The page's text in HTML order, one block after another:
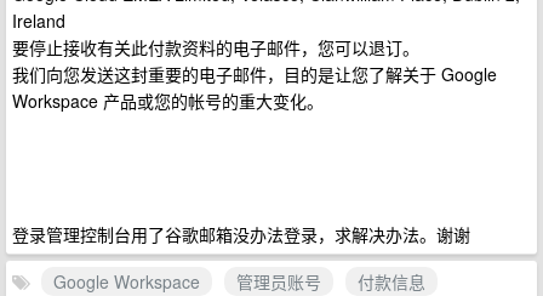
Ireland
要停止接收有关此付款资料的电子邮件，您可以退订。
我们向您发送这封重要的电子邮件，目的是让您了解关于 Google
Workspace 产品或您的帐号的重大变化。
登录管理控制台用了谷歌邮箱没办法登录，求解决办法。谢谢
Google Workspace
管理员账号
付款信息